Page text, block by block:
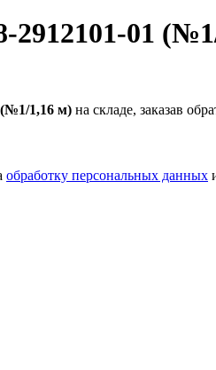
2912101-01
(№1/1,16 м) на складе, заказав
обработку персональных данных